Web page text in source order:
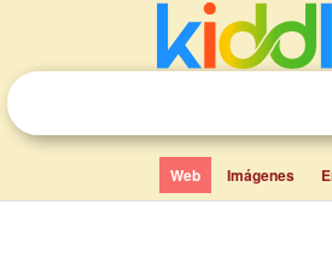
Web Imágenes